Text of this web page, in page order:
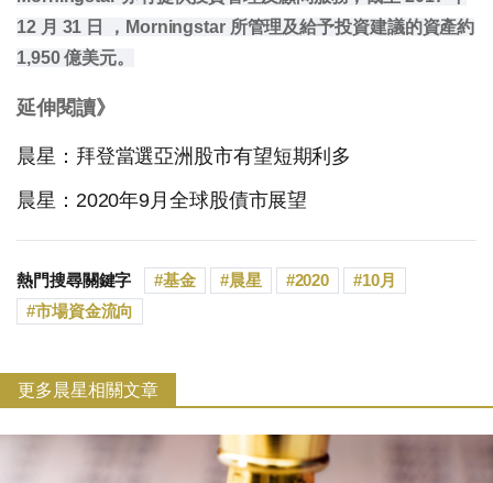
12 月 31 日 ，Morningstar 所管理及給予投資建議的資產約
1,950 億美元。
延伸閱讀》
晨星：拜登當選亞洲股市有望短期利多
晨星：2020年9月全球股債市展望
熱門搜尋關鍵字 基金 晨星 2020
10月
市場資金流向
更多晨星相關文章